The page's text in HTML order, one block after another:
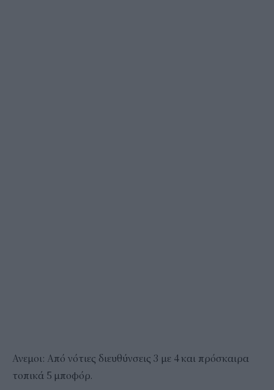
Ανεμοι: Από νότιες διευθύνσεις 3 με 4 και πρόσκαιρα
τοπικά 5 μποφόρ.